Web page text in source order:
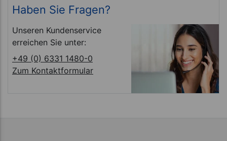
Haben Sie Fragen?
Unseren Kundenservice
erreichen Sie unter:
+49 (0) 6331 1480-0
Zum Kontaktformular